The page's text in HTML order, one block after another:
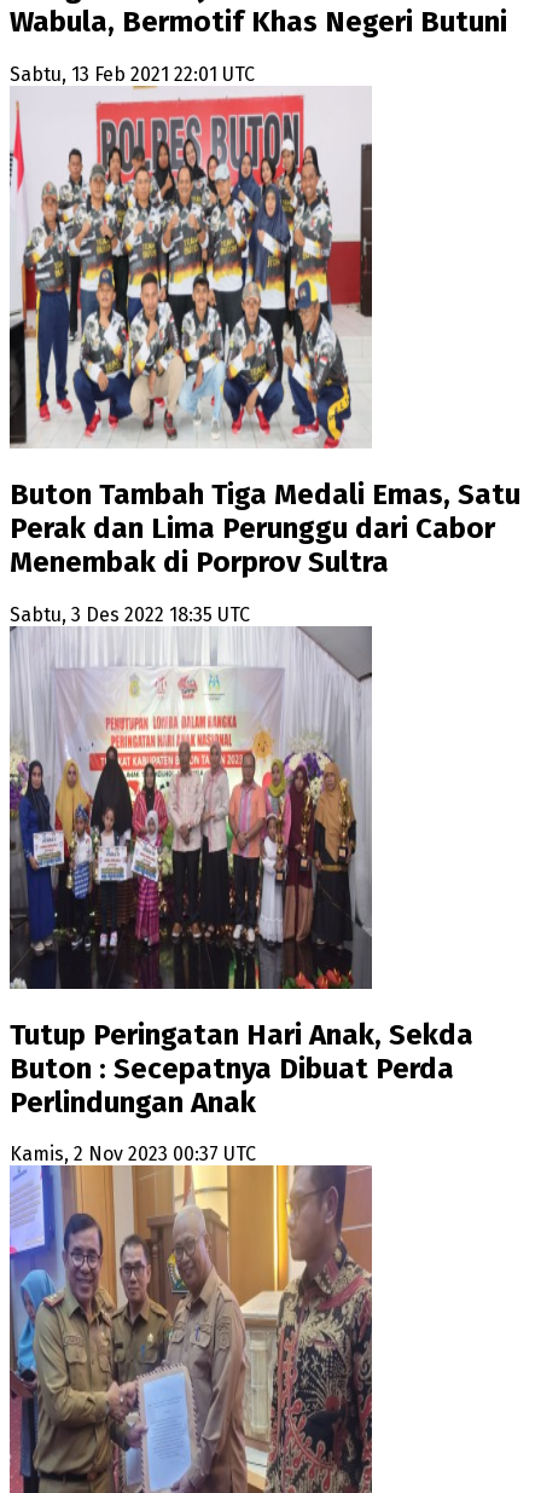
Wabula, Bermotif Khas Negeri Butuni
Sabtu, 13 Feb 2021 22:01 UTC
Buton Tambah Tiga Medali Emas, Satu
Perak dan Lima Perunggu dari Cabor
Menembak di Porprov Sultra
Sabtu, 3 Des 2022 18:35 UTC
Tutup Peringatan Hari Anak, Sekda
Buton : Secepatnya Dibuat Perda
Perlindungan Anak
Kamis, 2 Nov 2023 00:37 UTC